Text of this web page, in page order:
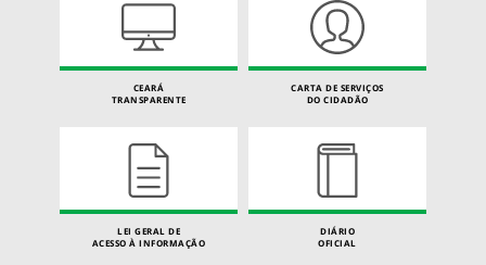
CEARÁ
TRANSPARENTE
CARTA DE SERVIÇOS
DO CIDADÃO
LEI GERAL DE
ACESSO À INFORMAÇÃO
DIÁRIO
OFICIAL